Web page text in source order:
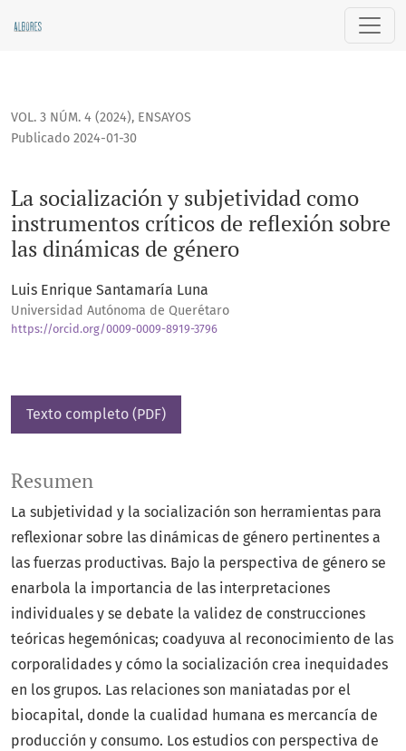
La socialización y subjetividad como instrumentos
VOL. 3 NÚM. 4 (2024), ENSAYOS
La socialización y subjetividad como
instrumentos críticos de reflexión sobre
las dinámicas de género
Publicado 2024-01-30
Luis Enrique Santamaría Luna
Universidad Autónoma de Querétaro
https://orcid.org/0009-0009-8919-3796
Texto completo (PDF)
Resumen
La subjetividad y la socialización son herramientas para
reflexionar sobre las dinámicas de género pertinentes a
las fuerzas productivas. Bajo la perspectiva de género se
enarbola la importancia de las interpretaciones
individuales y se debate la validez de construcciones
teóricas hegemónicas; coadyuva al reconocimiento de las
corporalidades y cómo la socialización crea inequidades
en los grupos. Las relaciones son maniatadas por el
biocapital, donde la cualidad humana es mercancía de
producción y consumo. Los estudios con perspectiva de